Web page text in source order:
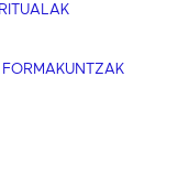
FORMAKUNTZAK